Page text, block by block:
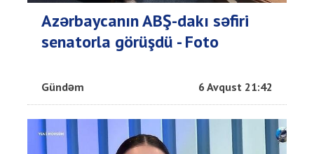
Azərbaycanın ABŞ-dakı səfiri
senatorla görüşdü - Foto
Gündəm 6 Avqust 21:42